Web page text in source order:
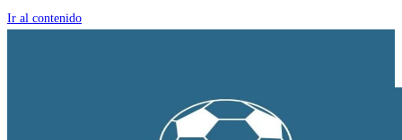
Ir al contenido